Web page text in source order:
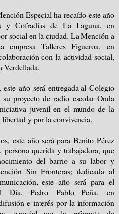
Especial ha recaído este año
y Cofradías de La Laguna, en
social en la ciudad. La Mención a
empresa Talleres Figueroa, en
con la actividad social,
Verdellada.
año será entregada al Colegio
proyecto de radio escolar Onda
juvenil en el mundo de la
y por la convivencia.
este año será para Benito Pérez
querida y trabajadora, que
del barrio a su labor y
Sin Fronteras; dedicada al
este año será para el
Día, Pedro Pablo Peña, en
e interés por la información